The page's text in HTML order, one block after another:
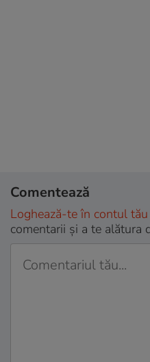
Comentează
Loghează-te în contul tău
comentarii și a te alătura